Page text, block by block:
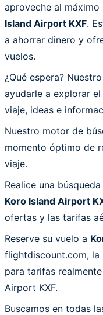
aproveche al máximo
Island Airport KXF.
a ahorrar dinero y
vuelos.
¿Qué espera?
ayudarle a explorar
viaje, ideas e
Nuestro motor de
momento óptimo de
viaje.
Realice una
Koro Island Airport
ofertas y las tarifas
Reserve su vuelo a
flightdiscount.com,
para tarifas
Airport KXF.
Buscamos en todas